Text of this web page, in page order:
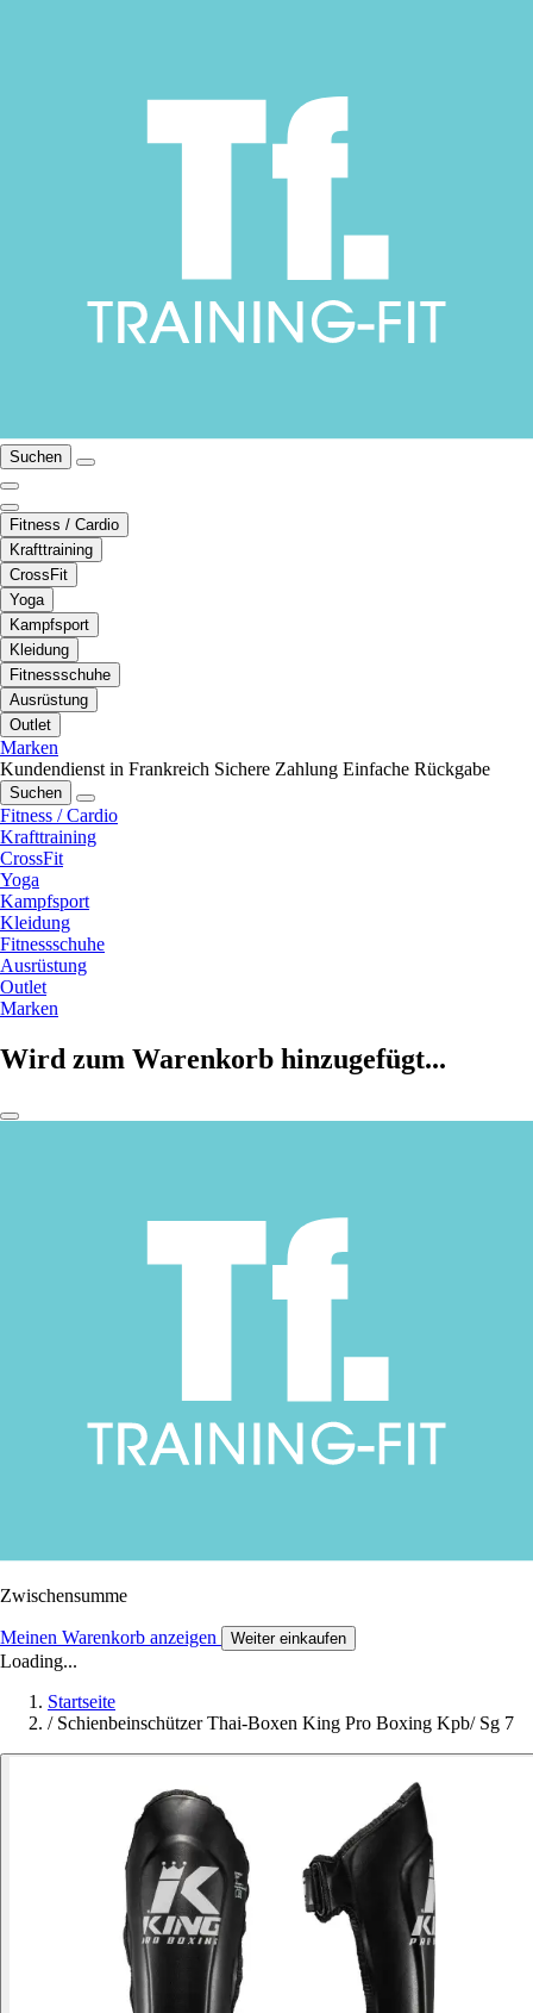
Suchen
Fitness / Cardio
Krafttraining
CrossFit
Yoga
Kampfsport
Kleidung
Fitnessschuhe
Ausrüstung
Outlet
Marken
Kundendienst in Frankreich Sichere Zahlung Einfache Rückgabe
Suchen
Fitness / Cardio
Krafttraining
CrossFit
Yoga
Kampfsport
Kleidung
Fitnessschuhe
Ausrüstung
Outlet
Marken
Wird zum Warenkorb hinzugefügt...
Zwischensumme
Meinen Warenkorb anzeigen Weiter einkaufen
Loading...
Startseite
/ Schienbeinschützer Thai-Boxen King Pro Boxing Kpb/ Sg 7